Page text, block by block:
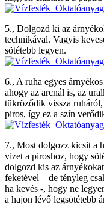
5., Dolgozd ki az
technikával. Vagyis
sötétebb legyen.
6., A ruha egyes
ahogy az arcnál is, az
tükröződik vissza
piros, így ez a szín
7., Most dolgozz kicsit a
vizet a piroshoz, hogy
dolgozd kis az
feketével – de tényleg
ha kevés -, hogy ne
a hajon lévő legsötétebb